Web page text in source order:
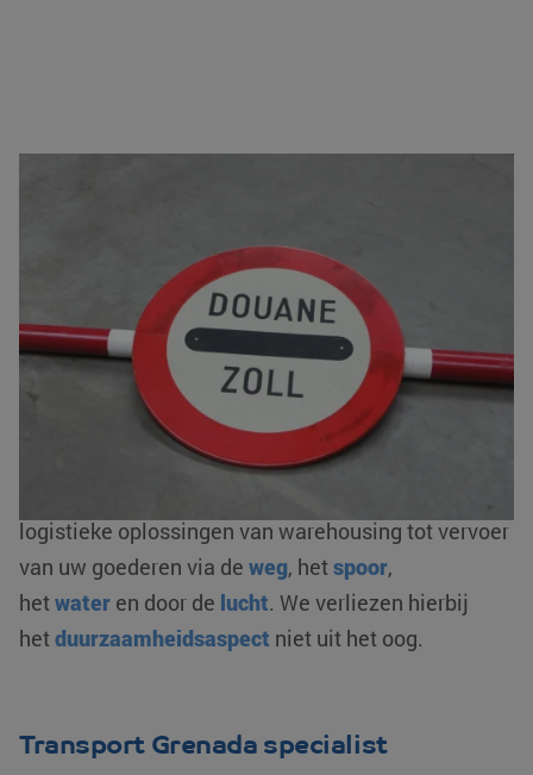
U kunt bij ons terecht voor vrijwel alle type
goederen. Naast het verzorgen van het transport,
regelen we ook het logistieke gedeelte. Zoals onder
andere decomplete douaneafhandeling : in- en
uitklaringen, bonded warehousing en/ of fiscale
vertegenwoordiging. Als AEO-gecertificeerde
logistieke dienstverlener zorgen wij voor een
logistieke oplossingen van warehousing tot vervoer
van uw goederen via de weg, hetspoor,
hetwater en door de lucht. We verliezen hierbij
hetduurzaamheidsaspect niet uit het oog.
Transport Grenada specialist